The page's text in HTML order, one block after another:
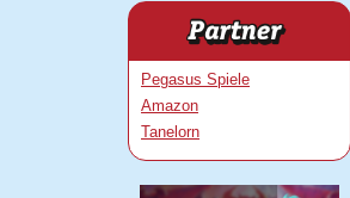
Pegasus Spiele
Amazon
Tanelorn